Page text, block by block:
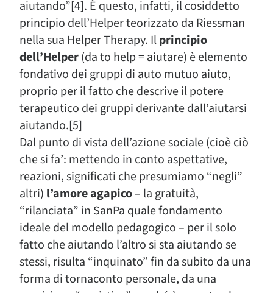
aiutando”[4]. È questo, infatti, il cosiddetto
principio dell’Helper teorizzato da Riessman
nella sua Helper Therapy. Ilprincipio
dell’Helper(da to help = aiutare) è elemento
fondativo dei gruppi di auto mutuo aiuto,
proprio per il fatto che descrive il potere
terapeutico dei gruppi derivante dall’aiutarsi
aiutando.[5]
Dal punto di vista dell’azione sociale (cioè ciò
che si fa’: mettendo in conto aspettative,
reazioni, significati che presumiamo “negli”
altri) l’amore agapico– la gratuità,
“rilanciata” in SanPa quale fondamento
ideale del modello pedagogico – per il solo
fatto che aiutando l’altro si sta aiutando se
stessi, risulta “inquinato” fin da subito da una
forma di tornaconto personale, da una